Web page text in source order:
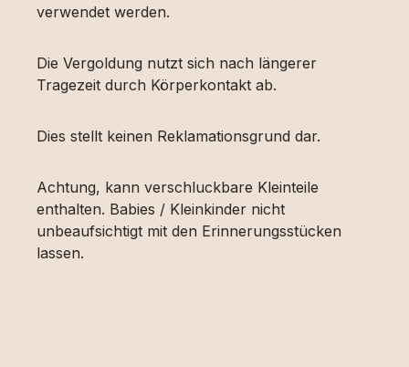
verwendet werden.
Die Vergoldung nutzt sich nach längerer
Tragezeit durch Körperkontakt ab.
Dies stellt keinen Reklamationsgrund dar.
Achtung, kann verschluckbare Kleinteile
enthalten. Babies / Kleinkinder nicht
unbeaufsichtigt mit den Erinnerungsstücken
lassen.